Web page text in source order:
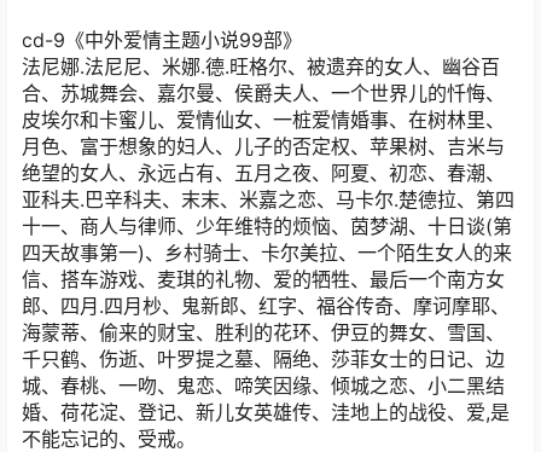
cd-9《中外爱情主题小说99部》
法尼娜.法尼尼、米娜.德.旺格尔、被遗弃的女人、幽谷百
合、苏城舞会、嘉尔曼、侯爵夫人、一个世界儿的忏悔、
皮埃尔和卡蜜儿、爱情仙女、一桩爱情婚事、在树林里、
月色、富于想象的妇人、儿子的否定权、苹果树、吉米与
绝望的女人、永远占有、五月之夜、阿夏、初恋、春潮、
亚科夫.巴辛科夫、末末、米嘉之恋、马卡尔.楚德拉、第四
十一、商人与律师、少年维特的烦恼、茵梦湖、十日谈(第
四天故事第一)、乡村骑士、卡尔美拉、一个陌生女人的来
信、搭车游戏、麦琪的礼物、爱的牺牲、最后一个南方女
郎、四月.四月杪、鬼新郎、红字、福谷传奇、摩诃摩耶、
海蒙蒂、偷来的财宝、胜利的花环、伊豆的舞女、雪国、
千只鹤、伤逝、叶罗提之墓、隔绝、莎菲女士的日记、边
城、春桃、一吻、鬼恋、啼笑因缘、倾城之恋、小二黑结
婚、荷花淀、登记、新儿女英雄传、洼地上的战役、爱,是
不能忘记的、受戒。